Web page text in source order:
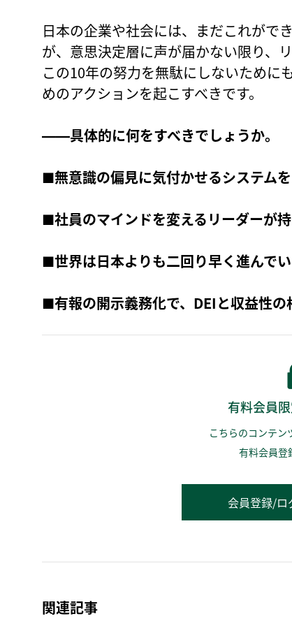
日本の企業や社会には、まだこれがで
が、意思決定層に声が届かない限り、
この10年の努力を無駄にしないために
めのアクションを起こすべきです。
――具体的に何をすべきでしょうか。
■無意識の偏見に気付かせるシステムを
■社員のマインドを変えるリーダーが
■世界は日本よりも二回り早く進んで
■有報の開示義務化で、DEIと収益性の
有料会員
こちらのコンテン
有料会員登
会員登録/ロ
関連記事